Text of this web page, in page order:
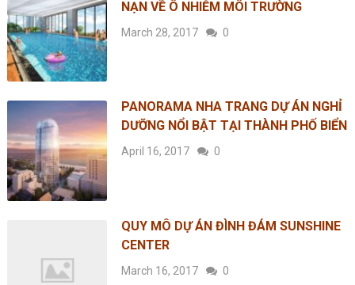
NẠN VỀ Ô NHIỄM MÔI TRƯỜNG
March 28, 2017 0
PANORAMA NHA TRANG DỰ ÁN NGHỈ
DƯỠNG NỔI BẬT TẠI THÀNH PHỐ BIỂN
April 16, 2017 0
QUY MÔ DỰ ÁN ĐÌNH ĐÁM SUNSHINE
CENTER
March 16, 2017 0